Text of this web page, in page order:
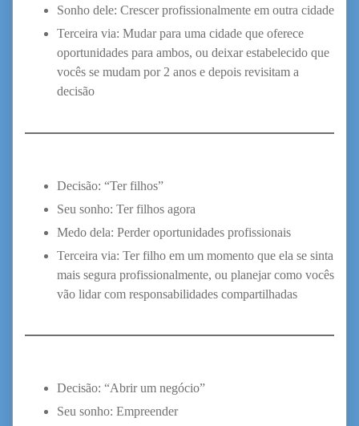
Sonho dele: Crescer profissionalmente em outra cidade
Terceira via: Mudar para uma cidade que oferece
oportunidades para ambos, ou deixar estabelecido que
vocês se mudam por 2 anos e depois revisitam a
decisão
Decisão: “Ter filhos”
Seu sonho: Ter filhos agora
Medo dela: Perder oportunidades profissionais
Terceira via: Ter filho em um momento que ela se sinta
mais segura profissionalmente, ou planejar como vocês
vão lidar com responsabilidades compartilhadas
Decisão: “Abrir um negócio”
Seu sonho: Empreender